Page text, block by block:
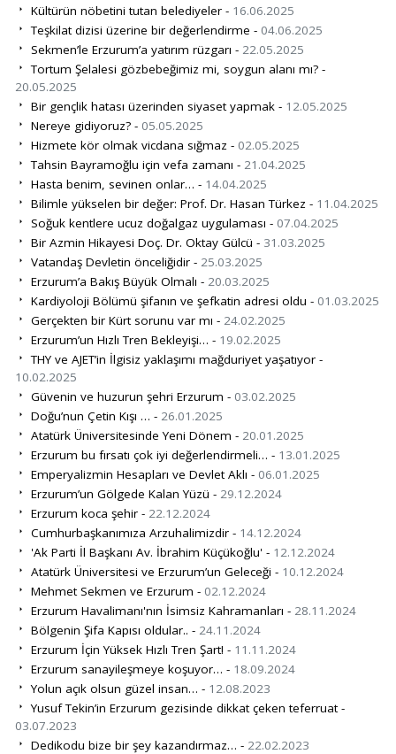
Kültürün nöbetini tutan belediyeler - 16.06.2025
Teşkilat dizisi üzerine bir değerlendirme - 04.06.2025
Sekmen’le Erzurum’a yatırım rüzgarı - 22.05.2025
Tortum Şelalesi gözbebeğimiz mi, soygun alanı mı? -
20.05.2025
Bir gençlik hatası üzerinden siyaset yapmak - 12.05.2025
Nereye gidiyoruz? - 05.05.2025
Hizmete kör olmak vicdana sığmaz - 02.05.2025
Tahsin Bayramoğlu için vefa zamanı - 21.04.2025
Hasta benim, sevinen onlar… - 14.04.2025
Bilimle yükselen bir değer: Prof. Dr. Hasan Türkez - 11.04.2025
Soğuk kentlere ucuz doğalgaz uygulaması - 07.04.2025
Bir Azmin Hikayesi Doç. Dr. Oktay Gülcü - 31.03.2025
Vatandaş Devletin önceliğidir - 25.03.2025
Erzurum’a Bakış Büyük Olmalı - 20.03.2025
Kardiyoloji Bölümü şifanın ve şefkatin adresi oldu - 01.03.2025
Gerçekten bir Kürt sorunu var mı - 24.02.2025
Erzurum’un Hızlı Tren Bekleyişi… - 19.02.2025
THY ve AJET’in İlgisiz yaklaşımı mağduriyet yaşatıyor -
10.02.2025
Güvenin ve huzurun şehri Erzurum - 03.02.2025
Doğu’nun Çetin Kışı … - 26.01.2025
Atatürk Üniversitesinde Yeni Dönem - 20.01.2025
Erzurum bu fırsatı çok iyi değerlendirmeli… - 13.01.2025
Emperyalizmin Hesapları ve Devlet Aklı - 06.01.2025
Erzurum’un Gölgede Kalan Yüzü - 29.12.2024
Erzurum koca şehir - 22.12.2024
Cumhurbaşkanımıza Arzuhalimizdir - 14.12.2024
'Ak Parti İl Başkanı Av. İbrahim Küçükoğlu' - 12.12.2024
Atatürk Üniversitesi ve Erzurum’un Geleceği - 10.12.2024
Mehmet Sekmen ve Erzurum - 02.12.2024
Erzurum Havalimanı'nın İsimsiz Kahramanları - 28.11.2024
Bölgenin Şifa Kapısı oldular.. - 24.11.2024
Erzurum İçin Yüksek Hızlı Tren Şart! - 11.11.2024
Erzurum sanayileşmeye koşuyor… - 18.09.2024
Yolun açık olsun güzel insan… - 12.08.2023
Yusuf Tekin’in Erzurum gezisinde dikkat çeken teferruat -
03.07.2023
Dedikodu bize bir şey kazandırmaz… - 22.02.2023